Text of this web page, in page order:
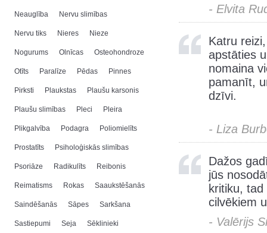
Neauglība Nervu slimības
Nervu tiks Nieres Nieze
Nogurums Olnīcas Osteohondroze
Otīts Paralīze Pēdas Pinnes
Pirksti Plaukstas Plaušu karsonis
Plaušu slimības Pleci Pleira
Plikgalvība Podagra Poliomielīts
Prostatīts Psiholoģiskās slimības
Psoriāze Radikulīts Reibonis
Reimatisms Rokas Saaukstēšanās
Saindēšanās Sāpes Sarkšana
Sastiepumi Seja Sēklinieki
- Elvita
Katru
apstāties
nomaina
pamanīt,
dzīvi.
- Liza
Dažos
jūs
kritiku,
cilvēkiem
- Valērijs